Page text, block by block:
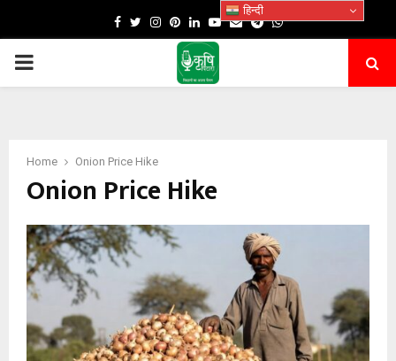
Facebook
TwitterInstagram
Pinterest
LinkedinYoutube
EmailTelegram
Whatsapp
PRIMARY
Home Onion Price Hike
Onion Price Hike
हिन्दी